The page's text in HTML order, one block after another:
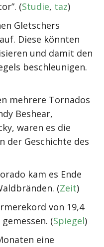
(Studie, taz)
Gletschers
Diese könnten
und damit den
beschleunigen.
mehrere Tornados
Beshear,
waren es die
der Geschichte des
kam es Ende
(Zeit)
von 19,4
(Spiegel)
eine